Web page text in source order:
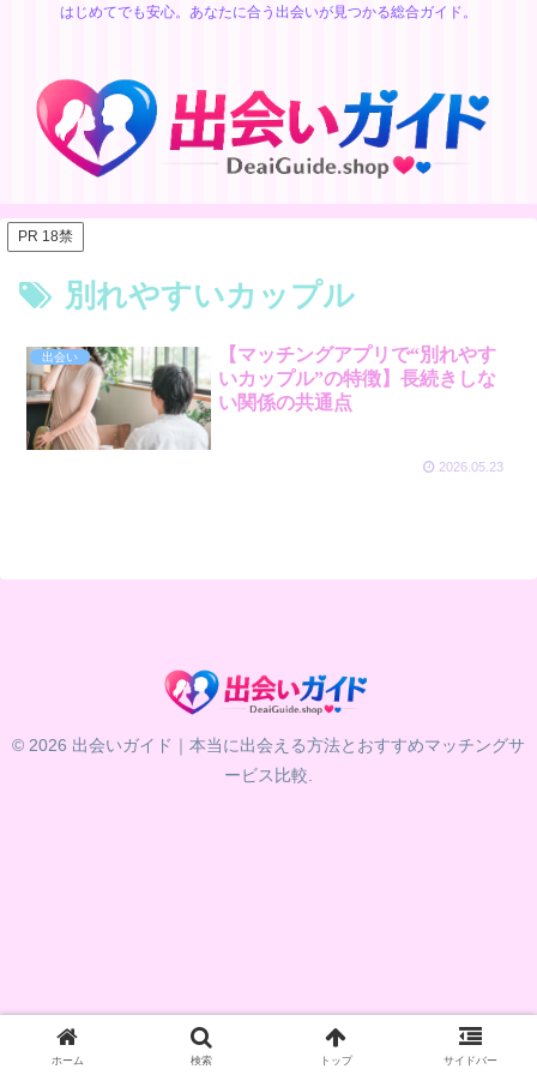
はじめてでも安心。あなたに合う出会いが見つかる総合ガイド。
PR 18禁
別れやすいカップル
出会い
【マッチングアプリで“別れやす
いカップル”の特徴】長続きしな
い関係の共通点
2026.05.23
© 2026 出会いガイド｜本当に出会える方法とおすすめマッチングサ
ービス比較.
ホーム 検索 トップ サイドバー